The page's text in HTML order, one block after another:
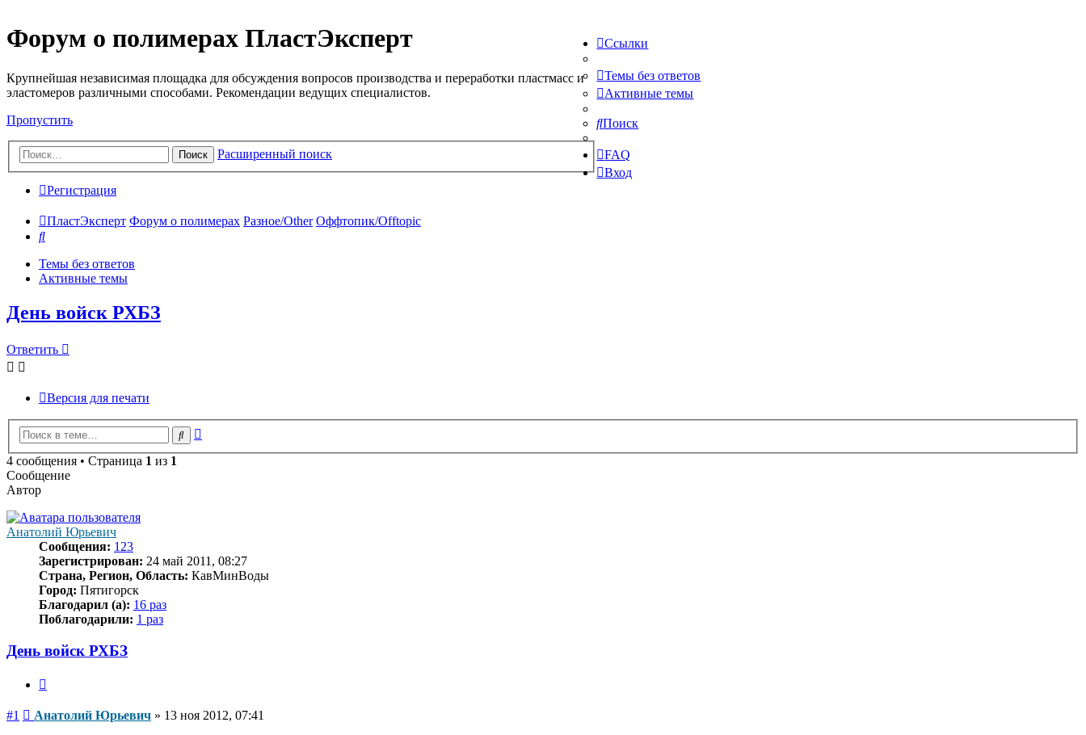
Форум о полимерах ПластЭксперт
Крупнейшая независимая площадка для обсуждения вопросов производства и переработки пластмасс и
эластомеров различными способами. Рекомендации ведущих специалистов.
Пропустить
Поиск Расширенный поиск
Ссылки
Темы без ответов
Активные темы
Поиск
FAQ
Вход
Регистрация
ПластЭксперт Форум о полимерах Разное/Other Оффтопик/Offtopic
Поиск
Темы без ответов
Активные темы
День войск РХБЗ
Ответить
Версия для печати
Поиск
4 сообщения • Страница 1 из 1
Сообщение
Автор
Анатолий Юрьевич
Сообщения: 123
Зарегистрирован: 24 май 2011, 08:27
Страна, Регион, Область: КавМинВоды
Город: Пятигорск
Благодарил (а): 16 раз
Поблагодарили: 1 раз
День войск РХБЗ
#1 Сообщение
Анатолий Юрьевич » 13 ноя 2012, 07:41